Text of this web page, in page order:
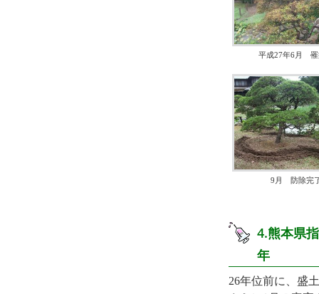
平成27年6月 罹
9月 防除完
4.熊本県
年
26年位前に、盛